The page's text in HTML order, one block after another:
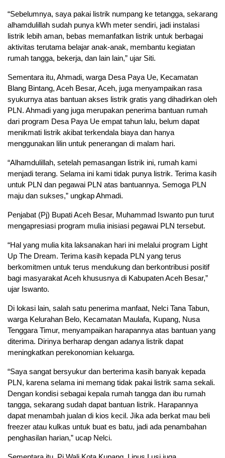
“Sebelumnya, saya pakai listrik numpang ke tetangga, sekarang
alhamdulillah sudah punya kWh meter sendiri, jadi instalasi
listrik lebih aman, bebas memanfatkan listrik untuk berbagai
aktivitas terutama belajar anak-anak, membantu kegiatan
rumah tangga, bekerja, dan lain lain,” ujar Siti.
Sementara itu, Ahmadi, warga Desa Paya Ue, Kecamatan
Blang Bintang, Aceh Besar, Aceh, juga menyampaikan rasa
syukurnya atas bantuan akses listrik gratis yang dihadirkan oleh
PLN. Ahmadi yang juga merupakan penerima bantuan rumah
dari program Desa Paya Ue empat tahun lalu, belum dapat
menikmati listrik akibat terkendala biaya dan hanya
menggunakan lilin untuk penerangan di malam hari.
“Alhamdulillah, setelah pemasangan listrik ini, rumah kami
menjadi terang. Selama ini kami tidak punya listrik. Terima kasih
untuk PLN dan pegawai PLN atas bantuannya. Semoga PLN
maju dan sukses,” ungkap Ahmadi.
Penjabat (Pj) Bupati Aceh Besar, Muhammad Iswanto pun turut
mengapresiasi program mulia inisiasi pegawai PLN tersebut.
“Hal yang mulia kita laksanakan hari ini melalui program Light
Up The Dream. Terima kasih kepada PLN yang terus
berkomitmen untuk terus mendukung dan berkontribusi positif
bagi masyarakat Aceh khususnya di Kabupaten Aceh Besar,”
ujar Iswanto.
Di lokasi lain, salah satu penerima manfaat, Nelci Tana Tabun,
warga Kelurahan Belo, Kecamatan Maulafa, Kupang, Nusa
Tenggara Timur, menyampaikan harapannya atas bantuan yang
diterima. Dirinya berharap dengan adanya listrik dapat
meningkatkan perekonomian keluarga.
“Saya sangat bersyukur dan berterima kasih banyak kepada
PLN, karena selama ini memang tidak pakai listrik sama sekali.
Dengan kondisi sebagai kepala rumah tangga dan ibu rumah
tangga, sekarang sudah dapat bantuan listrik. Harapannya
dapat menambah jualan di kios kecil. Jika ada berkat mau beli
freezer atau kulkas untuk buat es batu, jadi ada penambahan
penghasilan harian,” ucap Nelci.